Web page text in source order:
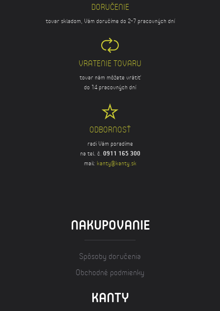
DORUČENIE
tovar skladom, Vám doručíme do 2-7 pracovných dní
VRATENIE TOVARU
tovar nám môžete vrátiť
do 14 pracovných dní
ODBORNOSŤ
radi Vám poradíme
na tel. č. 0911 165 300
mail: kanty@kanty.sk
NAKUPOVANIE
Spôsoby doručenia
Obchodné podmienky
KANTY